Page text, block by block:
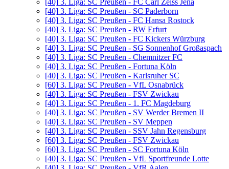
[40] 3. Liga: SC Preußen - FC Carl Zeiss Jena
[40] 3. Liga: SC Preußen - SC Paderborn
[40] 3. Liga: SC Preußen - FC Hansa Rostock
[40] 3. Liga: SC Preußen - RW Erfurt
[40] 3. Liga: SC Preußen - FC Kickers Würzburg
[40] 3. Liga: SC Preußen - SG Sonnenhof Großaspach
[40] 3. Liga: SC Preußen - Chemnitzer FC
[40] 3. Liga: SC Preußen - Fortuna Köln
[40] 3. Liga: SC Preußen - Karlsruher SC
[60] 3. Liga: SC Preußen - VfL Osnabrück
[40] 3. Liga: SC Preußen - FSV Zwickau
[40] 3. Liga: SC Preußen - 1. FC Magdeburg
[40] 3. Liga: SC Preußen - SV Werder Bremen II
[40] 3. Liga: SC Preußen - SV Meppen
[40] 3. Liga: SC Preußen - SSV Jahn Regensburg
[60] 3. Liga: SC Preußen - FSV Zwickau
[60] 3. Liga: SC Preußen - SC Fortuna Köln
[40] 3. Liga: SC Preußen - VfL Sportfreunde Lotte